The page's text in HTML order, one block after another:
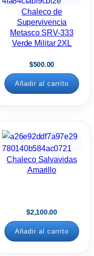
Chaleco de
Supervivencia
Metasco SRV-333
Verde Militar 2XL
$500.00
Añadir al carrito
Chaleco Salvavidas
Amarillo
$2,100.00
Añadir al carrito